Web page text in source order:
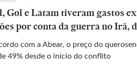
Gol e Latam tiveram gastos
por conta da guerra no Irã,
com a Abear, o preço do
49% desde o início do conflito